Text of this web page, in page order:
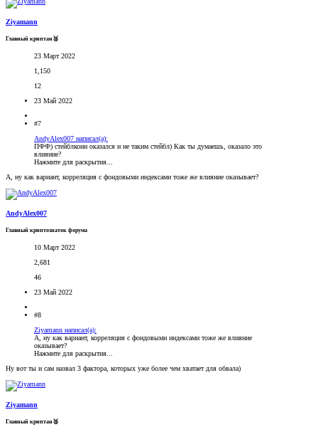
Ziyamann
Главный криптан🥈
23 Март 2022
1,150
12
23 Май 2022
#7
AndyAlex007 написал(а):
ПФФ) стейблкоин оказался и не таким стейбл) Как ты думаешь, оказало это
влияние?
Нажмите для раскрытия...
А, ну как вариант, корреляция с фондовыми индексами тоже же влияние оказывает?
AndyAlex007
Главный криптознаток форума
10 Март 2022
2,681
46
23 Май 2022
#8
Ziyamann написал(а):
А, ну как вариант, корреляция с фондовыми индексами тоже же влияние
оказывает?
Нажмите для раскрытия...
Ну вот ты и сам назвал 3 фактора, которых уже более чем хватает для обвала)
Ziyamann
Главный криптан🥈